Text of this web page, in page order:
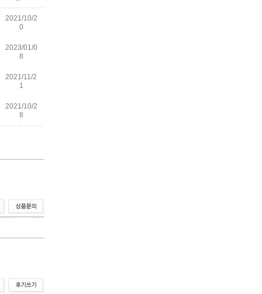
2021/10/2
0
2023/01/0
8
2021/11/2
1
2021/10/2
8